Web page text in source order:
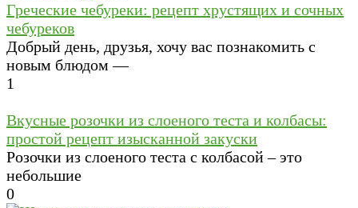
Греческие чебуреки: рецепт хрустящих и сочных
чебуреков
Добрый день, друзья, хочу вас познакомить с
новым блюдом —
1
Вкусные розочки из слоеного теста и колбасы:
простой рецепт изысканной закуски
Розочки из слоеного теста с колбасой – это
небольшие
0